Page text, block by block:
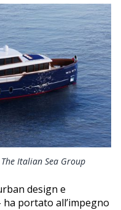
Italian Sea Group
design e
portato all’impegno